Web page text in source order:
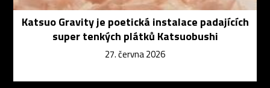
Katsuo Gravity je poetická instalace padajících
super tenkých plátků Katsuobushi
27. června 2026